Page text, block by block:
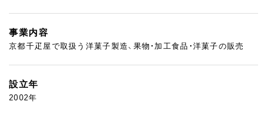
事業内容
京都千疋屋で取扱う洋菓子製造、果物・加工食品・洋菓子の販売
設立年
2002年